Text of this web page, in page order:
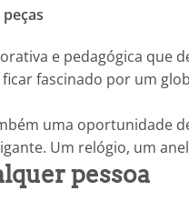
e pedagógica que
fascinado por um
uma oportunidade
Um relógio, um
pessoa